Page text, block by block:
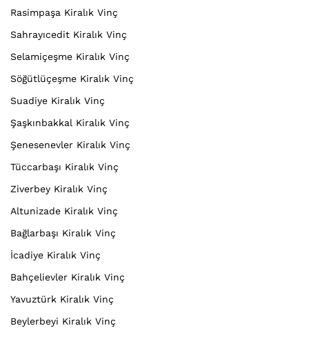
Rasimpaşa Kiralık Vinç
Sahrayıcedit Kiralık Vinç
Selamiçeşme Kiralık Vinç
Söğütlüçeşme Kiralık Vinç
Suadiye Kiralık Vinç
Şaşkınbakkal Kiralık Vinç
Şenesenevler Kiralık Vinç
Tüccarbaşı Kiralık Vinç
Ziverbey Kiralık Vinç
Altunizade Kiralık Vinç
Bağlarbaşı Kiralık Vinç
İcadiye Kiralık Vinç
Bahçelievler Kiralık Vinç
Yavuztürk Kiralık Vinç
Beylerbeyi Kiralık Vinç